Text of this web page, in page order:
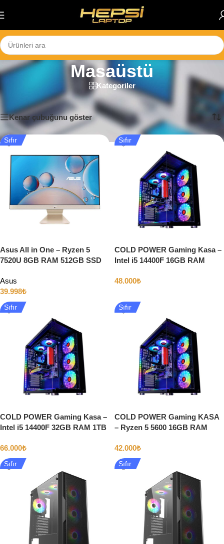
Skip to navigation
Masaüstü
Kategoriler
Ana Sayfa
Masaüstü 29 sonucun tümü gösteriliyor
Kenar çubuğunu göster
Sıfır
Asus All in One – Ryzen 5
7520U 8GB RAM 512GB SSD
Asus
39.998₺
Sıfır
COLD POWER Gaming Kasa –
Intel i5 14400F 16GB RAM
RTX5060
48.000₺
Sıfır
COLD POWER Gaming Kasa –
Intel i5 14400F 32GB RAM 1TB
66.000₺
Sıfır
COLD POWER Gaming KASA
– Ryzen 5 5600 16GB RAM
RTX5060
42.000₺
Sıfır Sıfır